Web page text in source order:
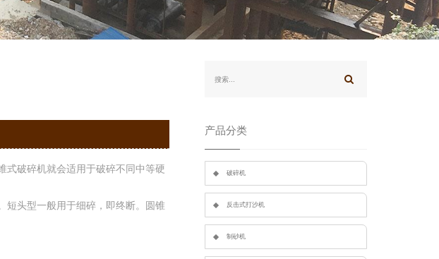
破碎机就会适用于破碎不同中等硬
头型一般用于细碎，即终断。圆锥
产品分类
破碎机
反击式打沙机
制砂机